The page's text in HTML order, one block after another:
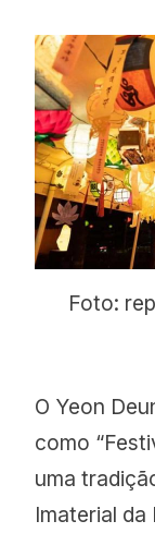
Foto:
O Yeon
como
uma
Imaterial da